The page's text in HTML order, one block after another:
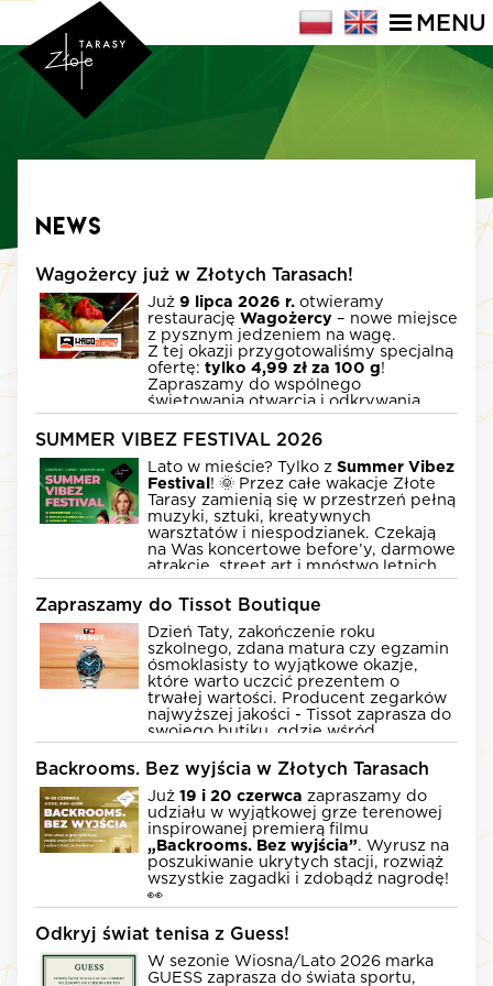
MENU
News
Wagożercy już w Złotych Tarasach!
Już 9 lipca 2026 r. otwieramy
restaurację Wagożercy – nowe miejsce
z pysznym jedzeniem na wagę.
Z tej okazji przygotowaliśmy specjalną
ofertę: tylko 4,99 zł za 100 g!
Zapraszamy do wspólnego
świętowania otwarcia i odkrywania
ulubionych smaków!
SUMMER VIBEZ FESTIVAL 2026
Lato w mieście? Tylko z Summer Vibez
Festival! 🌞 Przez całe wakacje Złote
Tarasy zamienią się w przestrzeń pełną
muzyki, sztuki, kreatywnych
warsztatów i niespodzianek. Czekają
na Was koncertowe before’y, darmowe
atrakcje, street art i mnóstwo letnich
aktywności, które sprawią, że centrum
Warszawy będzie tętnić wakacyjną
energią.
📍Wydarzenia odbywają się na
Piazzy, na parterze oraz na poziomie 1
Złotych Tarasów.
🎉 KONCERTOWY BEFORE
📅 4 sierpnia (wtorek)
🎟️10:00–16:00
biletów na koncert na stadionie. Szukaj
naszych hostess.
📅 5 sierpnia (środa)
🎟️10:00–16:00
Zniżki i oferty specjalne dla posiadaczy
biletów na koncert na stadionie. Szukaj
naszych hostess.
🎉 SLOW CITY MODE
📅 21 sierpnia (piątek)
od godz. 16:00*
Apkujesz Zyskujesz – matcha za free
Zapraszamy do Tissot Boutique
Dzień Taty, zakończenie roku
szkolnego, zdana matura czy egzamin
ósmoklasisty to wyjątkowe okazje,
które warto uczcić prezentem o
trwałej wartości. Producent zegarków
najwyższej jakości - Tissot zaprasza do
swojego butiku, gdzie wśród
szwajcarskich zegarków łączących
precyzję, styl i ponadczasowy
charakter można znaleźć idealny
upominek zarówno dla bliskiej osoby,
jak i na pamiątkę ważnego życiowego
osiągnięcia. Profesjonalni doradcy
pomogą dobrać model dopasowany
do okazji, osobowości i stylu osoby
obdarowywanej.
Backrooms. Bez wyjścia w Złotych Tarasach
Już 19 i 20 czerwca zapraszamy do
udziału w wyjątkowej grze terenowej
inspirowanej premierą filmu
„Backrooms. Bez wyjścia”. Wyrusz na
poszukiwanie ukrytych stacji, rozwiąż
wszystkie zagadki i zdobądź nagrodę!
👀
📅19–20 czerwca
⏰Godz. 9:00–22:00
Co na Was czeka?
🚪 Odnajdź wszystkie stacje
Odkryj świat tenisa z Guess!
W sezonie Wiosna/Lato 2026 marka
GUESS zaprasza do świata sportu,